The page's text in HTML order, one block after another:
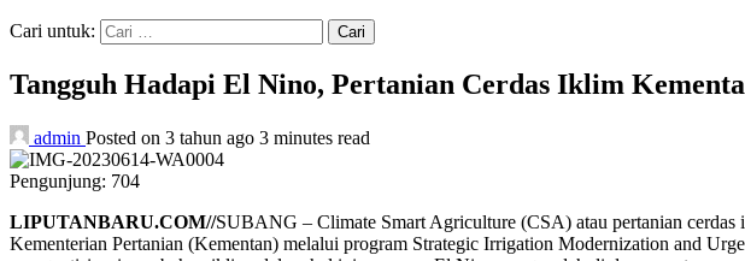
Cari untuk:
Tangguh Hadapi El Nino, Pertanian Cerdas Iklim
admin Posted on 3 tahun ago 3 minutes read
Pengunjung: 704
LIPUTANBARU.COM//SUBANG – Climate Smart Agriculture (CSA) atau pertanian
Kementerian Pertanian (Kementan) melalui program Strategic Irrigation Modernization and